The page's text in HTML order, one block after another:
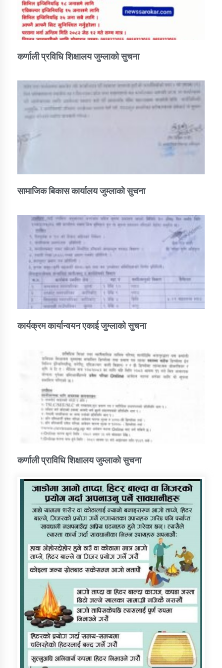
कर्णाली प्रविधि शिक्षालय जुम्लाको सुचना
सामाजिक बिकास कार्यालय जुम्लाकाे सुचना
कार्यक्रम कार्यान्वयन एकाई जुम्लाको सुचना
कर्णाली प्राविधि शिक्षालय जुम्लाको सुचना